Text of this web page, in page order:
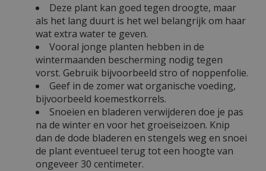
Deze plant kan goed tegen droogte, maar
als het lang duurt is het wel belangrijk om haar
wat extra water te geven.
Vooral jonge planten hebben in de
wintermaanden bescherming nodig tegen
vorst. Gebruik bijvoorbeeld stro of noppenfolie.
Geef in de zomer wat organische voeding,
bijvoorbeeld koemestkorrels.
Snoeien en bladeren verwijderen doe je pas
na de winter en voor het groeiseizoen. Knip
dan de dode bladeren en stengels weg en snoei
de plant eventueel terug tot een hoogte van
ongeveer 30 centimeter.